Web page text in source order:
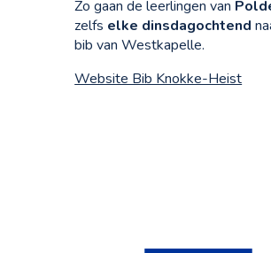
Zo gaan de leerlingen van
zelfs elke dinsdagochtend
bib van Westkapelle.
Website Bib Knokke-Heist